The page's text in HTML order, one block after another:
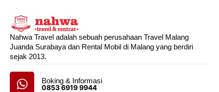
Nahwa Travel adalah sebuah perusahaan Travel Malang
Juanda Surabaya dan Rental Mobil di Malang yang berdiri
sejak 2013.
Boking & Informasi
0853 6919 9944